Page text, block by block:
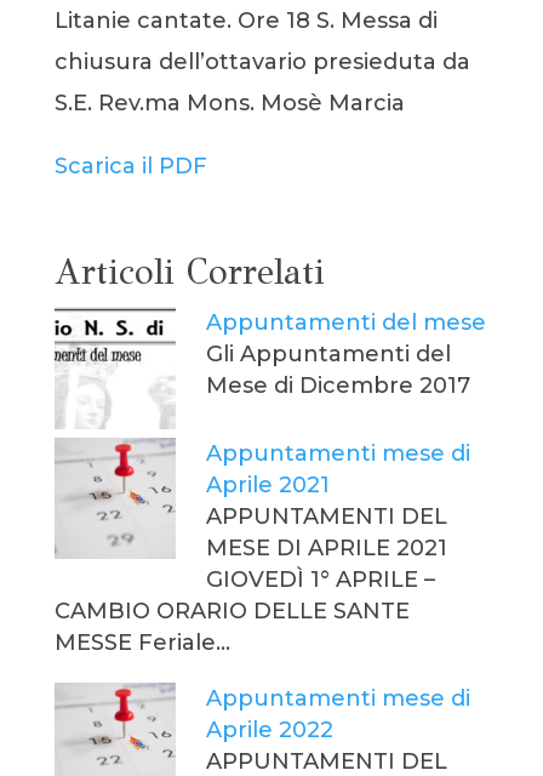
Litanie cantate. Ore 18 S. Messa di
chiusura dell’ottavario presieduta da
S.E. Rev.ma Mons. Mosè Marcia
Scarica il PDF
Articoli Correlati
Appuntamenti del mese
Gli Appuntamenti del
Mese di Dicembre 2017
Appuntamenti mese di
Aprile 2021
APPUNTAMENTI DEL
MESE DI APRILE 2021
GIOVEDÌ 1° APRILE –
CAMBIO ORARIO DELLE SANTE
MESSE Feriale…
Appuntamenti mese di
Aprile 2022
APPUNTAMENTI DEL